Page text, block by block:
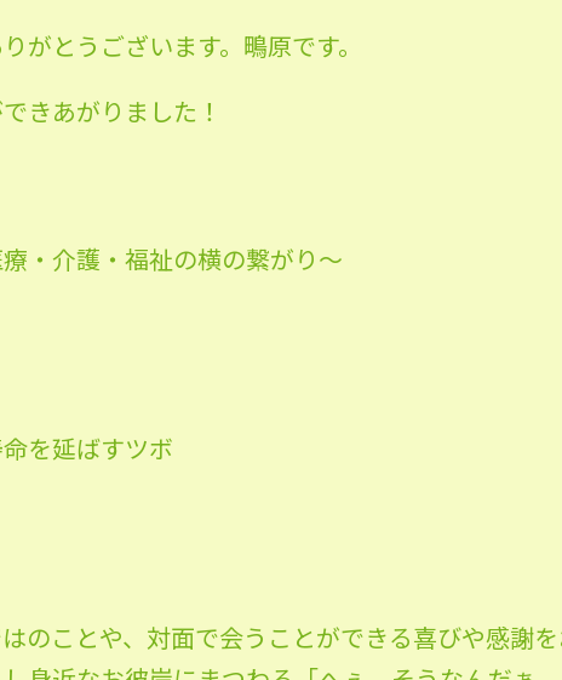
がとうございます。鴫原です。
きあがりました！
・介護・福祉の横の繋がり〜
を延ばすツボ
のことや、対面で会うことができる喜びや感謝を